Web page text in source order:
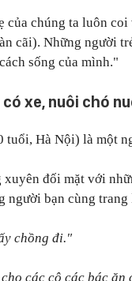
của chúng ta luôn
cãi). Những người
sống của mình."
xe, nuôi chó
tuổi, Hà Nội) là một
xuyên đối mặt với
người bạn cùng
chồng đi."
các cô các bác ăn